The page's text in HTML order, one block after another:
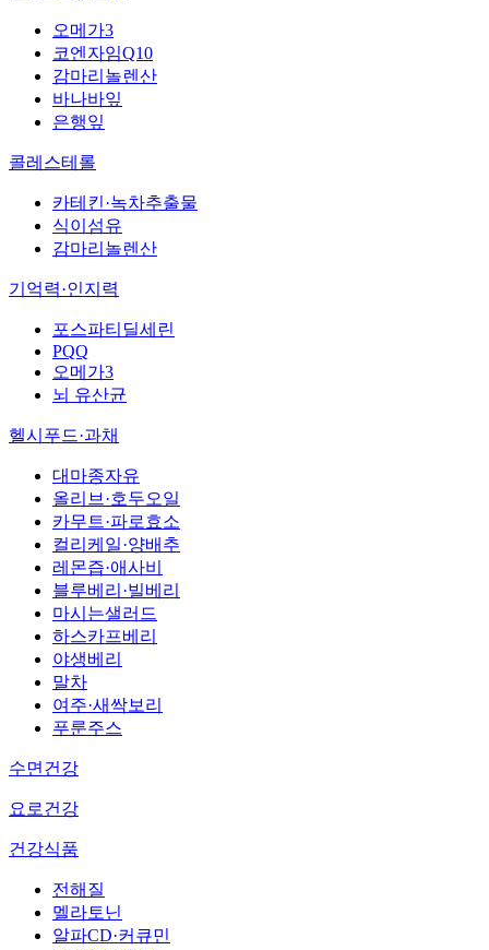
오메가3
코엔자임Q10
감마리놀렌산
바나바잎
은행잎
콜레스테롤
카테킨·녹차추출물
식이섬유
감마리놀렌산
기억력·인지력
포스파티딜세린
PQQ
오메가3
뇌 유산균
헬시푸드·과채
대마종자유
올리브·호두오일
카무트·파로효소
컬리케일·양배추
레몬즙·애사비
블루베리·빌베리
마시는샐러드
하스카프베리
야생베리
말차
여주·새싹보리
푸룬주스
수면건강
요로건강
건강식품
전해질
멜라토닌
알파CD·커큐민